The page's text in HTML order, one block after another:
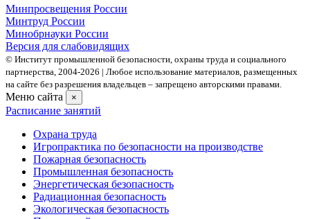
Минпросвещения России
Минтруд России
Минобрнауки России
Версия для слабовидящих
© Институт промышленной безопасности, охраны труда и социального
партнерства, 2004- 2026 | Любое использование материалов, размещенных
на сайте без разрешения владельцев – запрещено авторскими правами.
Меню сайта ×
Расписание занятий
Охрана труда
Игропрактика по безопасности на производстве
Пожарная безопасность
Промышленная безопасность
Энергетическая безопасность
Радиационная безопасность
Экологическая безопасность